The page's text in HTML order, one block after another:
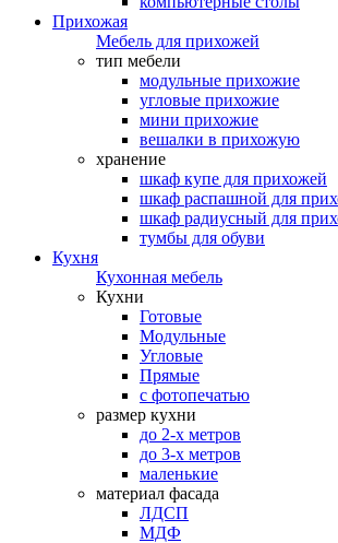
Прихожая
Мебель для прихожей
тип мебели
модульные прихожие
угловые прихожие
мини прихожие
вешалки в прихожую
хранение
шкаф купе для прихожей
шкаф распашной для
шкаф радиусный для
тумбы для обуви
Кухня
Кухонная мебель
Кухни
Готовые
Модульные
Угловые
Прямые
с фотопечатью
размер кухни
до 2-х метров
до 3-х метров
маленькие
материал фасада
ЛДСП
МДФ